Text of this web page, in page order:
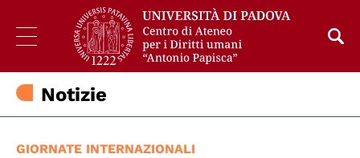
Notizie
GIORNATE INTERNAZIONALI